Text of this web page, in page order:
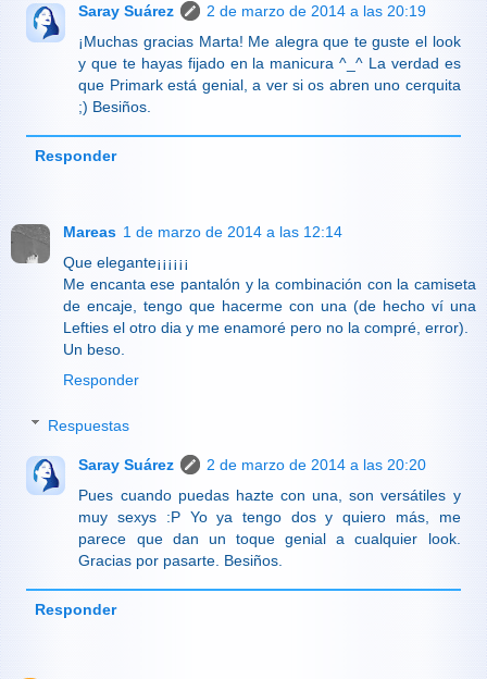
Saray Suárez
2 de marzo de 2014 a las 20:19
¡Muchas gracias Marta! Me alegra que te guste el look
y que te hayas fijado en la manicura ^_^ La verdad es
que Primark está genial, a ver si os abren uno cerquita
;) Besiños.
Responder
Mareas 1 de marzo de 2014 a las 12:14
Que elegante¡¡¡¡¡¡
Me encanta ese pantalón y la combinación con la camiseta
de encaje, tengo que hacerme con una (de hecho ví una
Lefties el otro dia y me enamoré pero no la compré, error).
Un beso.
Responder
Respuestas
Saray Suárez
2 de marzo de 2014 a las 20:20
Pues cuando puedas hazte con una, son versátiles y
muy sexys :P Yo ya tengo dos y quiero más, me
parece que dan un toque genial a cualquier look.
Gracias por pasarte. Besiños.
Responder